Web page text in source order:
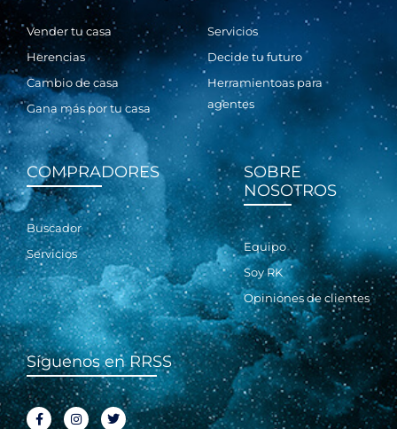
Vender tu casa
Herencias
Cambio de casa
Gana más por tu casa
Servicios
Decide tu futuro
Herramientoas para
agentes
COMPRADORES
Buscador
Servicios
SOBRE
NOSOTROS
Equipo
Soy RK
Opiniones de clientes
Síguenos en RRSS
F
a
I
n
T
w